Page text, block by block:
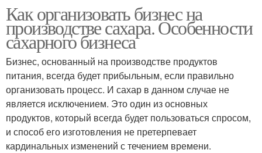
Как организовать бизнес на
производстве сахара. Особенности
сахарного бизнеса
Бизнес, основанный на производстве продуктов
питания, всегда будет прибыльным, если правильно
организовать процесс. И сахар в данном случае не
является исключением. Это один из основных
продуктов, который всегда будет пользоваться спросом,
и способ его изготовления не претерпевает
кардинальных изменений с течением времени.